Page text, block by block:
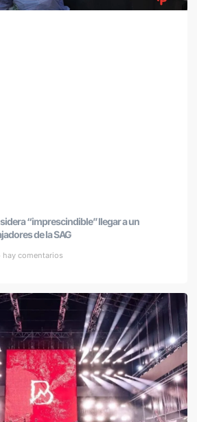
“imprescindible” llegar a un
de la SAG
hay comentarios